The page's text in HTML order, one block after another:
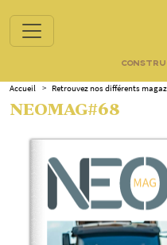
Accueil > Retrouvez nos différents
NEOMAG#68